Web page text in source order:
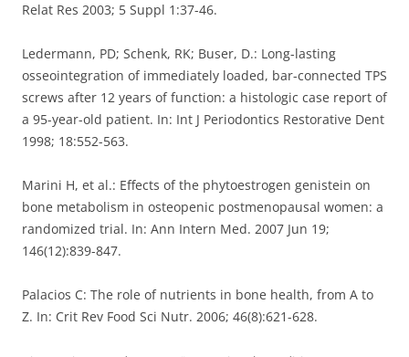
Relat Res 2003; 5 Suppl 1:37-46.
Ledermann, PD; Schenk, RK; Buser, D.: Long-lasting
osseointegration of immediately loaded, bar-connected TPS
screws after 12 years of function: a histologic case report of
a 95-year-old patient. In: Int J Periodontics Restorative Dent
1998; 18:552-563.
Marini H, et al.: Effects of the phytoestrogen genistein on
bone metabolism in osteopenic postmenopausal women: a
randomized trial. In: Ann Intern Med. 2007 Jun 19;
146(12):839-847.
Palacios C: The role of nutrients in bone health, from A to
Z. In: Crit Rev Food Sci Nutr. 2006; 46(8):621-628.